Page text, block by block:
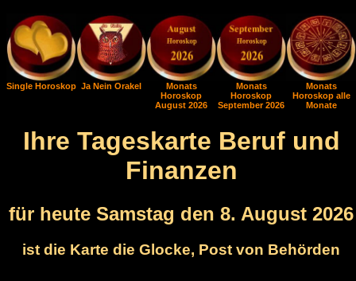
Single Horoskop Ja Nein Orakel
Monats
Horoskop
August 2026
Monats
Horoskop
September 2026
Monats
Horoskop alle
Monate
Ihre Tageskarte Beruf und
Finanzen
für heute Samstag den 8. August 2026
ist die Karte die Glocke, Post von Behörden